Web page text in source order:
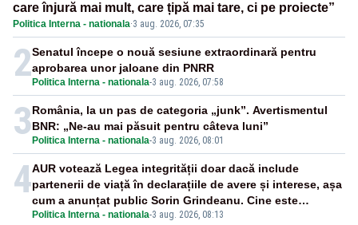
care înjură mai mult, care țipă mai tare, ci pe proiecte”
Politica Interna - nationala·3 aug. 2026, 07:35
2 Politica Interna - nationala-3 aug. 2026, 07:58
Senatul începe o nouă sesiune extraordinară pentru
aprobarea unor jaloane din PNRR
3 Politica Interna - nationala-3 aug. 2026, 08:01
România, la un pas de categoria „junk”. Avertismentul
BNR: „Ne-au mai păsuit pentru câteva luni”
4
Politica Interna - nationala-3 aug. 2026, 08:13
AUR votează Legea integrității doar dacă include
partenerii de viață în declarațiile de avere și interese, așa
cum a anunțat public Sorin Grindeanu. Cine este
incompatibil sau în conflict de interese trebuie să plece